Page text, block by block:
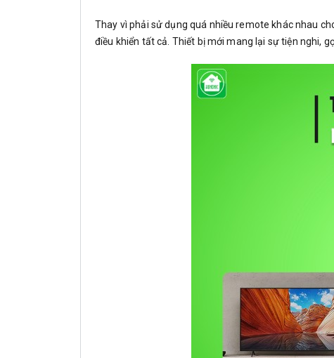
Thay vì phải sử dụng quá nhiều remote khác nhau
điều khiển tất cả. Thiết bị mới mang lại sự tiện nghi,